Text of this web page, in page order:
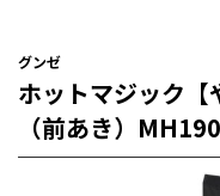
グンゼ
ホットマジック【
（前あき）